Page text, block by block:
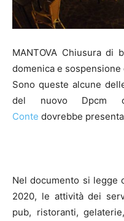
MANTOVA Chiusura
domenica e
Sono queste alcune
del nuovo
Conte dovrebbe
Nel documento si legge
2020, le attività dei
pub, ristoranti,